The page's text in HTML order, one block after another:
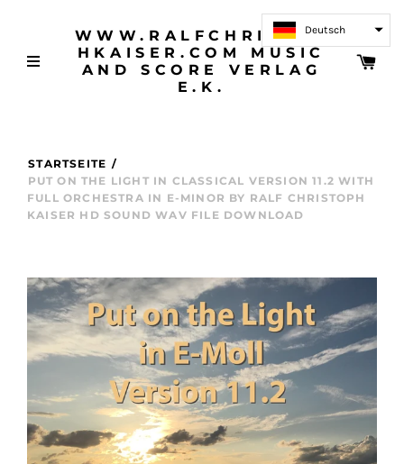
WWW.RALFCHRISTOP
HKAISER.COM MUSIC
AND SCORE VERLAG
E.K.
STARTSEITE /
PUT ON THE LIGHT IN CLASSICAL VERSION 11.2 WITH
FULL ORCHESTRA IN E-MINOR BY RALF CHRISTOPH
KAISER HD SOUND WAV FILE DOWNLOAD
Deutsch